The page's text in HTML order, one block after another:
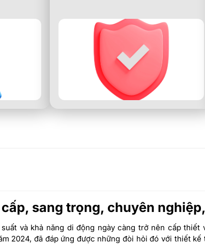
cấp, sang trọng, chuyên
và khả năng di động ngày càng trở nên cấp
2024, đã đáp ứng được những đòi hỏi đó với thiết